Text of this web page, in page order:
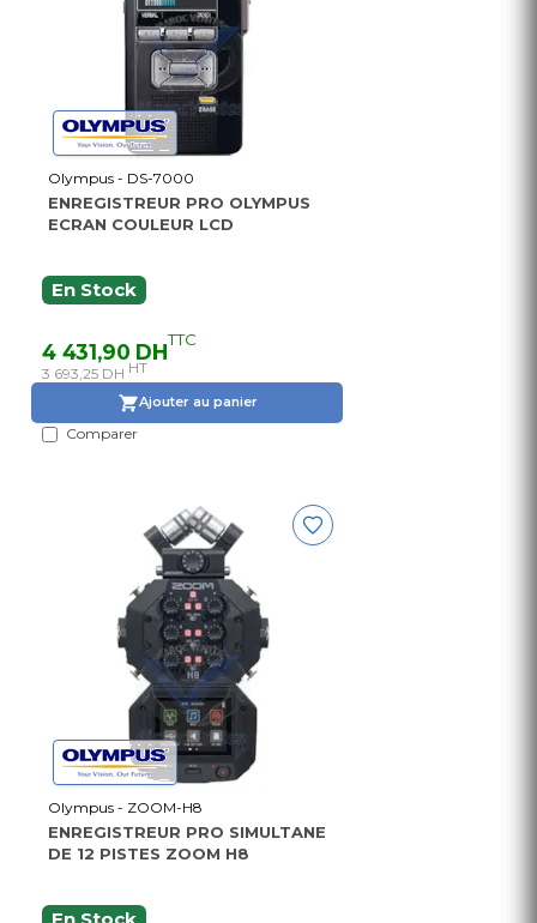
Olympus - DS-7000
ENREGISTREUR PRO OLYMPUS
ECRAN COULEUR LCD
En Stock
4 431,90 DHTTC
3 693,25 DH HT
Ajouter au panier
Comparer
Olympus - ZOOM-H8
ENREGISTREUR PRO SIMULTANE
DE 12 PISTES ZOOM H8